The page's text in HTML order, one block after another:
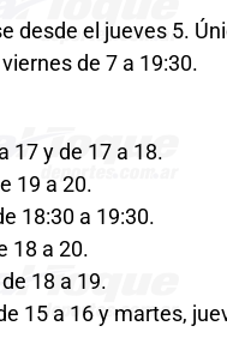
desde el jueves 5.
de 7 a 19:30.
17 y de 17 a 18.
19 a 20.
18:30 a 19:30.
18 a 20.
18 a 19.
15 a 16 y martes,